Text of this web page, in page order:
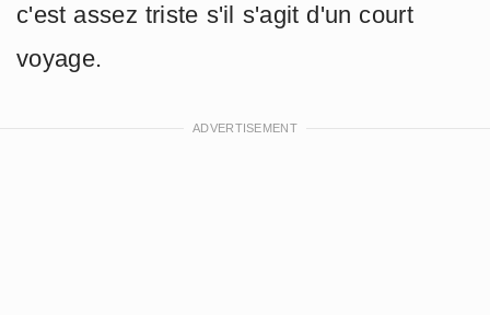
c'est assez triste s'il s'agit d'un court
voyage.